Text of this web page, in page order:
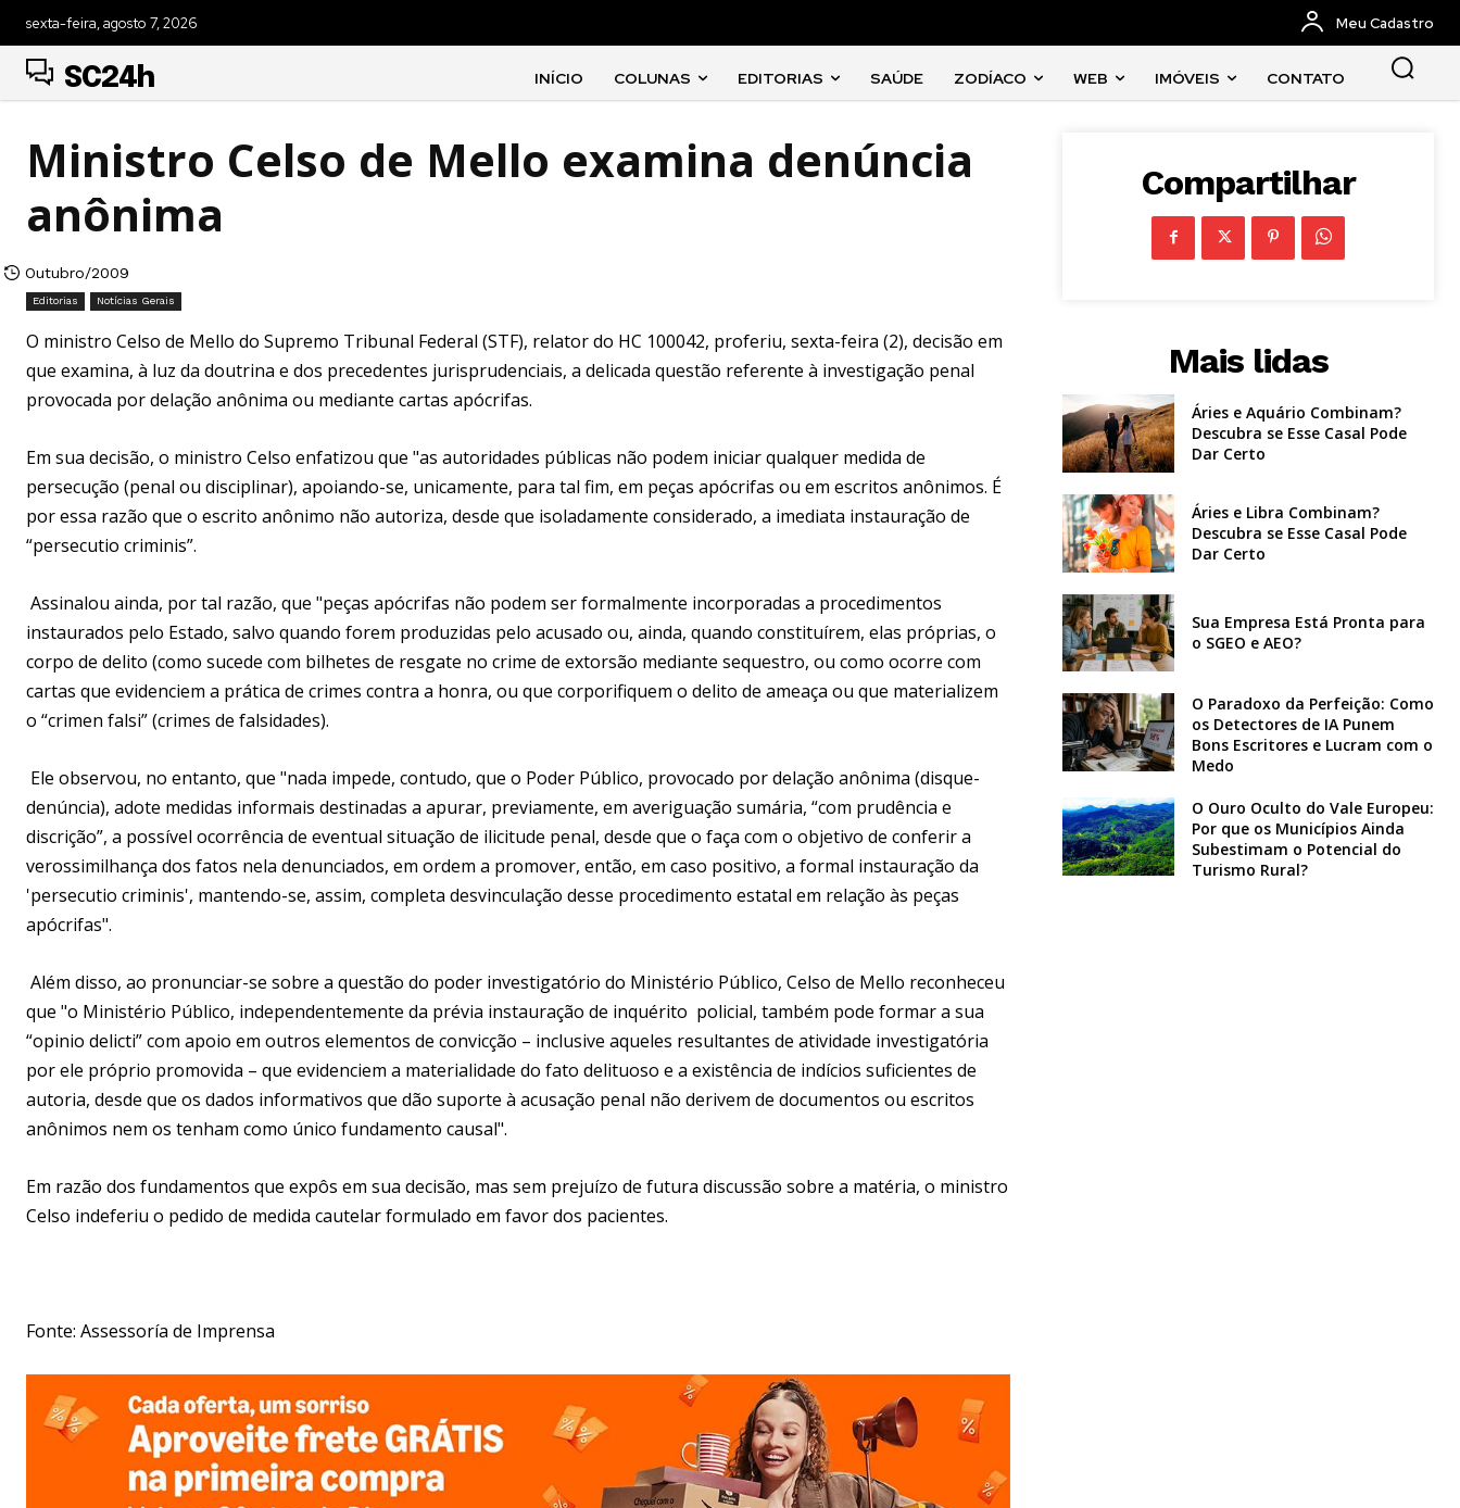
sexta-feira, agosto 7, 2026 Meu Cadastro
SC24h INÍCIO COLUNAS EDITORIAS SAÚDE ZODÍACO WEB IMÓVEIS CONTATO
Ministro Celso de Mello examina denúncia
anônima
Outubro/2009
Editorias Notícias Gerais
O ministro Celso de Mello do Supremo Tribunal Federal (STF), relator do HC 100042, proferiu, sexta-feira (2), decisão em
que examina, à luz da doutrina e dos precedentes jurisprudenciais, a delicada questão referente à investigação penal
provocada por delação anônima ou mediante cartas apócrifas.
Em sua decisão, o ministro Celso enfatizou que "as autoridades públicas não podem iniciar qualquer medida de
persecução (penal ou disciplinar), apoiando-se, unicamente, para tal fim, em peças apócrifas ou em escritos anônimos. É
por essa razão que o escrito anônimo não autoriza, desde que isoladamente considerado, a imediata instauração de
“persecutio criminis”.
Assinalou ainda, por tal razão, que "peças apócrifas não podem ser formalmente incorporadas a procedimentos
instaurados pelo Estado, salvo quando forem produzidas pelo acusado ou, ainda, quando constituírem, elas próprias, o
corpo de delito (como sucede com bilhetes de resgate no crime de extorsão mediante sequestro, ou como ocorre com
cartas que evidenciem a prática de crimes contra a honra, ou que corporifiquem o delito de ameaça ou que materializem
o “crimen falsi” (crimes de falsidades).
Ele observou, no entanto, que "nada impede, contudo, que o Poder Público, provocado por delação anônima (disque-
denúncia), adote medidas informais destinadas a apurar, previamente, em averiguação sumária, “com prudência e
discrição”, a possível ocorrência de eventual situação de ilicitude penal, desde que o faça com o objetivo de conferir a
verossimilhança dos fatos nela denunciados, em ordem a promover, então, em caso positivo, a formal instauração da
'persecutio criminis', mantendo-se, assim, completa desvinculação desse procedimento estatal em relação às peças
apócrifas".
Além disso, ao pronunciar-se sobre a questão do poder investigatório do Ministério Público, Celso de Mello reconheceu
que "o Ministério Público, independentemente da prévia instauração de inquérito policial, também pode formar a sua
“opinio delicti” com apoio em outros elementos de convicção – inclusive aqueles resultantes de atividade investigatória
por ele próprio promovida – que evidenciem a materialidade do fato delituoso e a existência de indícios suficientes de
autoria, desde que os dados informativos que dão suporte à acusação penal não derivem de documentos ou escritos
anônimos nem os tenham como único fundamento causal".
Em razão dos fundamentos que expôs em sua decisão, mas sem prejuízo de futura discussão sobre a matéria, o ministro
Celso indeferiu o pedido de medida cautelar formulado em favor dos pacientes.
Fonte: Assessoría de Imprensa
Compartilhar
Mais lidas
Áries e Aquário Combinam?
Descubra se Esse Casal Pode
Dar Certo
Áries e Libra Combinam?
Descubra se Esse Casal Pode
Dar Certo
Sua Empresa Está Pronta para
o SGEO e AEO?
O Paradoxo da Perfeição: Como
os Detectores de IA Punem
Bons Escritores e Lucram com o
Medo
O Ouro Oculto do Vale Europeu:
Por que os Municípios Ainda
Subestimam o Potencial do
Turismo Rural?